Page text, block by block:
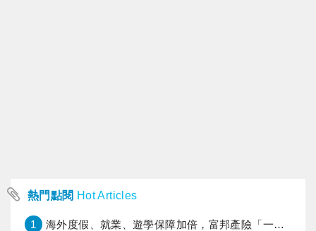
熱門點閱 Hot Articles
1 海外度假、就業、遊學保障加倍，富邦產險「一期逐夢」專案加碼遠距醫療與緊急救援